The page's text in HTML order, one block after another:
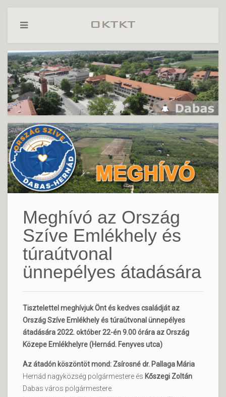
Meghívó az Ország
Szíve Emlékhely és
túraútvonal
ünnepélyes átadására
Tisztelettel meghívjuk Önt és kedves családját az
Ország Szíve Emlékhely és túraútvonal ünnepélyes
átadására 2022. október 22-én 9.00 órára az Ország
Közepe Emlékhelyre (Hernád. Fenyves utca)
Az átadón köszöntöt mond: Zsírosné dr. Pallaga Mária
Hernád nagyközség polgármestere és Kőszegi Zoltán
Dabas város polgármestere.